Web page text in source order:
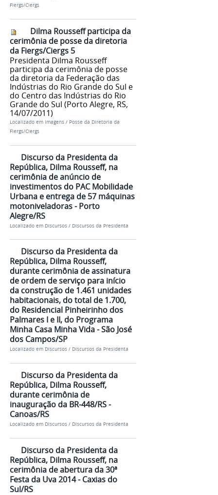
Fiergs/Ciergs
Dilma Rousseff participa da
cerimônia de posse da diretoria
da Fiergs/Ciergs 5
Presidenta Dilma Rousseff
participa da cerimônia de posse
da diretoria da Federação das
Indústrias do Rio Grande do Sul e
do Centro das Indústrias do Rio
Grande do Sul (Porto Alegre, RS,
14/07/2011)
Localizado em Imagens / Posse da Diretoria da
Fiergs/Ciergs
Discurso da Presidenta da
República, Dilma Rousseff, na
cerimônia de anúncio de
investimentos do PAC Mobilidade
Urbana e entrega de 57 máquinas
motoniveladoras - Porto
Alegre/RS
Localizado em Discursos / Discursos da Presidenta
Discurso da Presidenta da
República, Dilma Rousseff,
durante cerimônia de assinatura
de ordem de serviço para início
da construção de 1.461 unidades
habitacionais, do total de 1.700,
do Residencial Pinheirinho dos
Palmares I e II, do Programa
Minha Casa Minha Vida - São José
dos Campos/SP
Localizado em Discursos / Discursos da Presidenta
Discurso da Presidenta da
República, Dilma Rousseff,
durante cerimônia de
inauguração da BR-448/RS -
Canoas/RS
Localizado em Discursos / Discursos da Presidenta
Discurso da Presidenta da
República, Dilma Rousseff, na
cerimônia de abertura da 30ª
Festa da Uva 2014 - Caxias do
Sul/RS